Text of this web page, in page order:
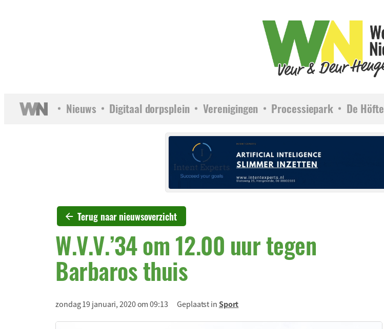
Nieuws Digitaal dorpsplein Verenigingen Processiepark De Höfte
Terug naar nieuwsoverzicht
W.V.V.’34 om 12.00 uur tegen
Barbaros thuis
zondag 19 januari, 2020 om 09:13 Geplaatst inSport